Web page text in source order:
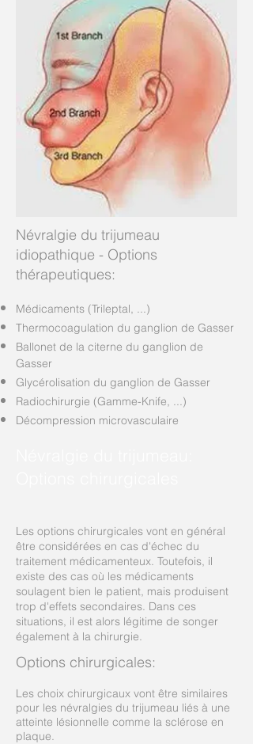
Névralgie du trijumeau
idiopathique - Options
thérapeutiques:
Médicaments (Trileptal, ...)
Thermocoagulation du ganglion de Gasser
Ballonet de la citerne du ganglion de
Gasser
Glycérolisation du ganglion de Gasser
Radiochirurgie (Gamme-Knife, ...)
Décompression microvasculaire
Les options chirurgicales vont en général
être considérées en cas d'échec du
traitement médicamenteux. Toutefois, il
existe des cas où les médicaments
soulagent bien le patient, mais produisent
trop d'effets secondaires. Dans ces
situations, il est alors légitime de songer
également à la chirurgie.
Options chirurgicales:
Les choix chirurgicaux vont être similaires
pour les névralgies du trijumeau liés à une
atteinte lésionnelle comme la sclérose en
plaque.